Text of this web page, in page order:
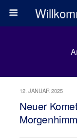
12. JANUAR 2025
Neuer